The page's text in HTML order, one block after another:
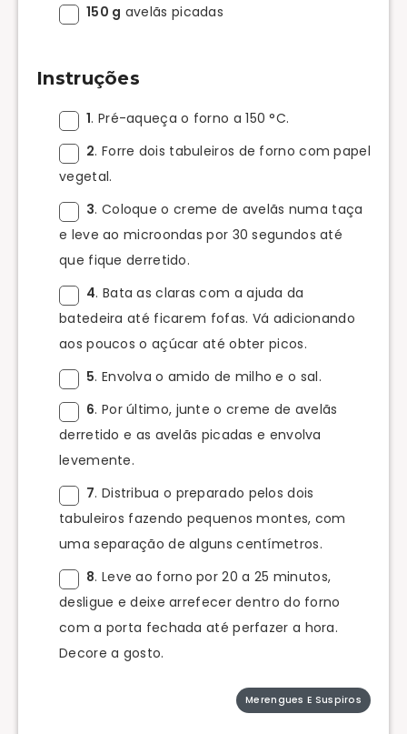
150 g avelãs picadas
Instruções
1. Pré-aqueça o forno a 150 °C.
2. Forre dois tabuleiros de forno com papel
vegetal.
3. Coloque o creme de avelãs numa taça
e leve ao microondas por 30 segundos até
que fique derretido.
4. Bata as claras com a ajuda da
batedeira até ficarem fofas. Vá adicionando
aos poucos o açúcar até obter picos.
5. Envolva o amido de milho e o sal.
6. Por último, junte o creme de avelãs
derretido e as avelãs picadas e envolva
levemente.
7. Distribua o preparado pelos dois
tabuleiros fazendo pequenos montes, com
uma separação de alguns centímetros.
8. Leve ao forno por 20 a 25 minutos,
desligue e deixe arrefecer dentro do forno
com a porta fechada até perfazer a hora.
Decore a gosto.
Merengues E Suspiros